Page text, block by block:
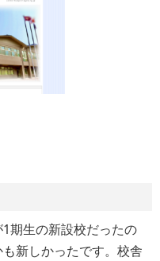
期生の新設校だったの
新しかったです。校舎